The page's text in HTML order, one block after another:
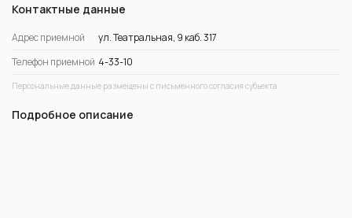
Контактные данные
Адрес приемной
ул. Театральная, 9 каб. 317
Телефон приемной 4-33-10
Персональные данные размещены с письменного согласия субьекта
Подробное описание